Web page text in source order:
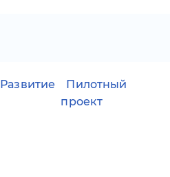
Развитие
Пилотный
проект